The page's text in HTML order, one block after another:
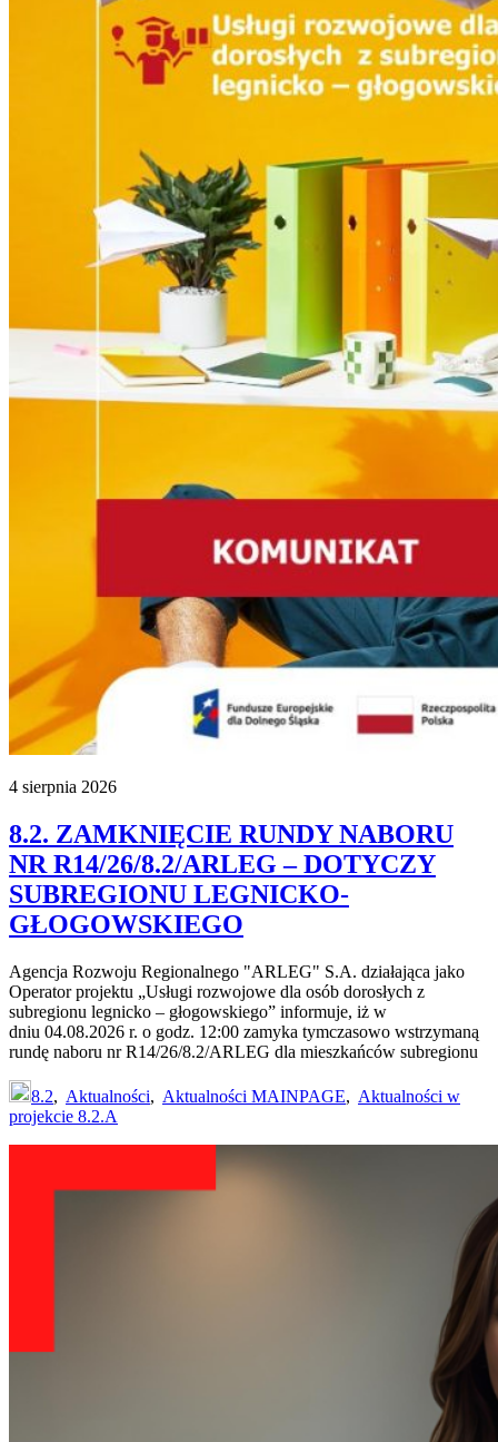
4 sierpnia 2026
8.2. ZAMKNIĘCIE RUNDY NABORU
NR R14/26/8.2/ARLEG – DOTYCZY
SUBREGIONU LEGNICKO-
GŁOGOWSKIEGO
Agencja Rozwoju Regionalnego "ARLEG" S.A. działająca jako
Operator projektu „Usługi rozwojowe dla osób dorosłych z
subregionu legnicko – głogowskiego” informuje, iż w
dniu 04.08.2026 r. o godz. 12:00 zamyka tymczasowo wstrzymaną
rundę naboru nr R14/26/8.2/ARLEG dla mieszkańców subregionu
8.2, Aktualności, Aktualności MAINPAGE, Aktualności w
projekcie 8.2.A